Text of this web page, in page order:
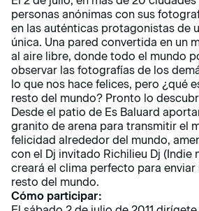
personas anónimas con sus
en las auténticas protagonistas de
única. Una pared convertida en un
al aire libre, donde todo el mundo
observar las fotografías de los
lo que nos hace felices, pero ¿qué
resto del mundo? Pronto lo
Desde el patio de Es Baluard
granito de arena para transmitir el
felicidad alrededor del mundo,
con el Dj invitado Richilieu Dj (Indie
creará el clima perfecto para enviar
resto del mundo.
Cómo participar: